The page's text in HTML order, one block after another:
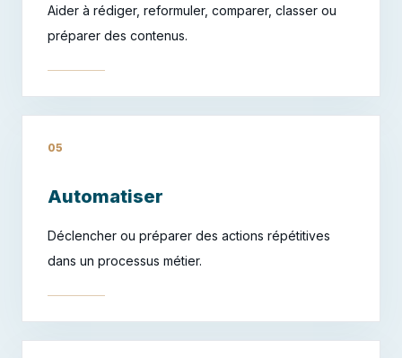
Aider à rédiger, reformuler, comparer, classer ou
préparer des contenus.
05
Automatiser
Déclencher ou préparer des actions répétitives
dans un processus métier.